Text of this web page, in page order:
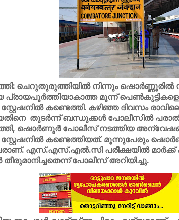
ചെറുതുരുത്തിയിൽ നിന്നും ഷൊർണ്ണൂരിൽ
പ്രായപൂർത്തിയാകാത്ത മൂന്ന്
കണ്ടെത്തി. കഴിഞ്ഞ ദിവസം രാവിലെ
തുടർന്ന് ബന്ധുക്കൾ പോലീസിൽ
ഷൊർണൂർ പോലീസ് നടത്തിയ
സ്റ്റേഷനിൽ കണ്ടെത്തിയത്. മൂന്നുപേരും
എസ്.എസ്.എൽ.സി പരീക്ഷയിൽ
തീരുമാനിച്ചതെന്ന് പോലീസ് അറിയിച്ചു.